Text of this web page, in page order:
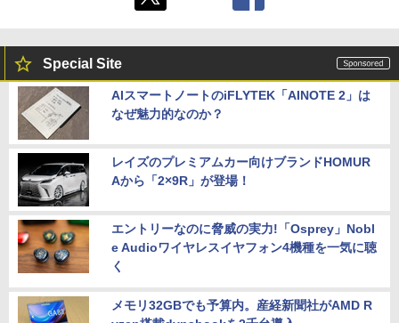
Special Site
AIスマートノートのiFLYTEK「AINOTE 2」は
なぜ魅力的なのか？
レイズのプレミアムカー向けブランドHOMUR
Aから「2×9R」が登場！
エントリーなのに脅威の実力!「Osprey」Nobl
e Audioワイヤレスイヤフォン4機種を一気に聴
く
メモリ32GBでも予算内。産経新聞社がAMD R